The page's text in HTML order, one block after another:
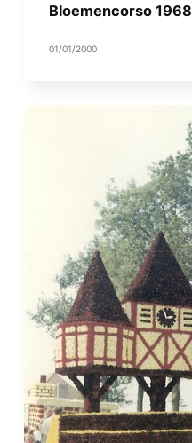
Bloemencorso 1968
01/01/2000